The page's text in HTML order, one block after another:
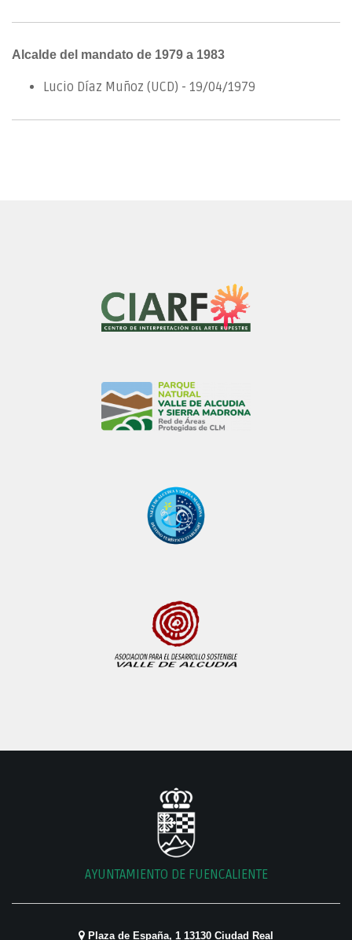
Alcalde del mandato de 1979 a 1983
Lucio Díaz Muñoz (UCD) - 19/04/1979
AYUNTAMIENTO DE FUENCALIENTE
Plaza de España, 1 13130 Ciudad Real